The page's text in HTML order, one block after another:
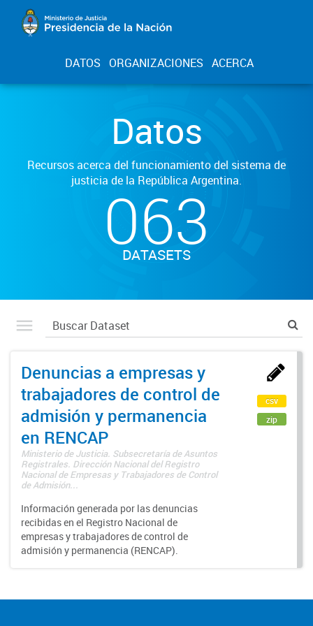
DATOS ORGANIZACIONES ACERCA
Datos
Recursos acerca del funcionamiento del sistema de
justicia de la República Argentina.
063
DATASETS
Denuncias a empresas y
trabajadores de control de
admisión y permanencia
en RENCAP
Ministerio de Justicia. Subsecretaría de Asuntos
Registrales. Dirección Nacional del Registro
Nacional de Empresas y Trabajadores de Control
de Admisión...
Información generada por las denuncias
recibidas en el Registro Nacional de
empresas y trabajadores de control de
admisión y permanencia (RENCAP).
csv
zip